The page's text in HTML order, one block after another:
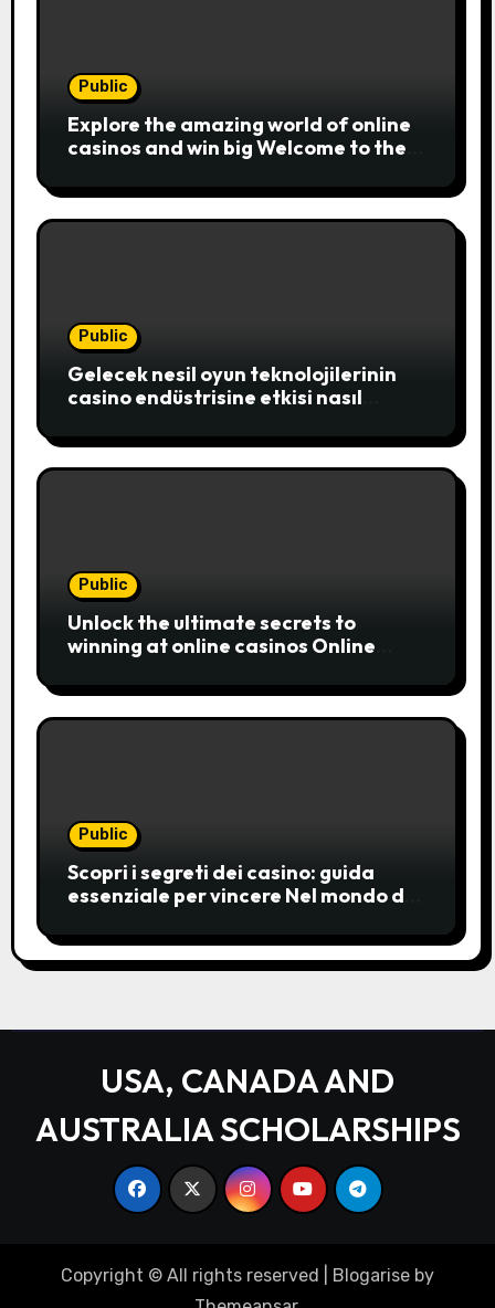
Public
Explore the amazing world of online
casinos and win big Welcome to the
where players c
Public
Gelecek nesil oyun teknolojilerinin
casino endüstrisine etkisi nasıl
Public
Unlock the ultimate secrets to
winning at online casinos Online
choice for entertainment,
Public
Scopri i segreti dei casino: guida
essenziale per vincere Nel mondo del
rappresentano un’unive
USA, CANADA AND
AUSTRALIA SCHOLARSHIPS
Copyright © All rights reserved Blogarise by